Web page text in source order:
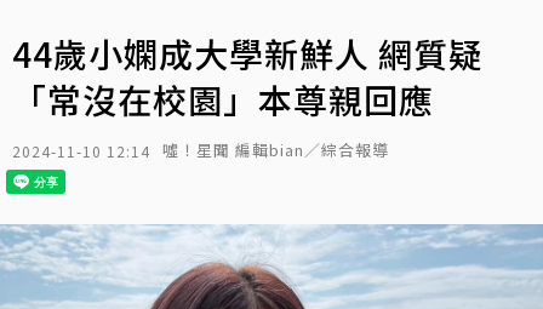
44歲小嫻成大學新鮮人 網質疑
「常沒在校園」本尊親回應
2024-11-10 12:14 噓！星聞 編輯bian／綜合報導